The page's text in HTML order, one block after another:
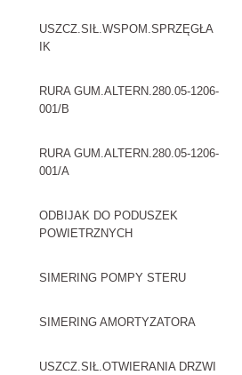
USZCZ.SIŁ.WSPOM.SPRZĘGŁA
IK
RURA GUM.ALTERN.280.05-1206-
001/B
RURA GUM.ALTERN.280.05-1206-
001/A
ODBIJAK DO PODUSZEK
POWIETRZNYCH
SIMERING POMPY STERU
SIMERING AMORTYZATORA
USZCZ.SIŁ.OTWIERANIA DRZWI